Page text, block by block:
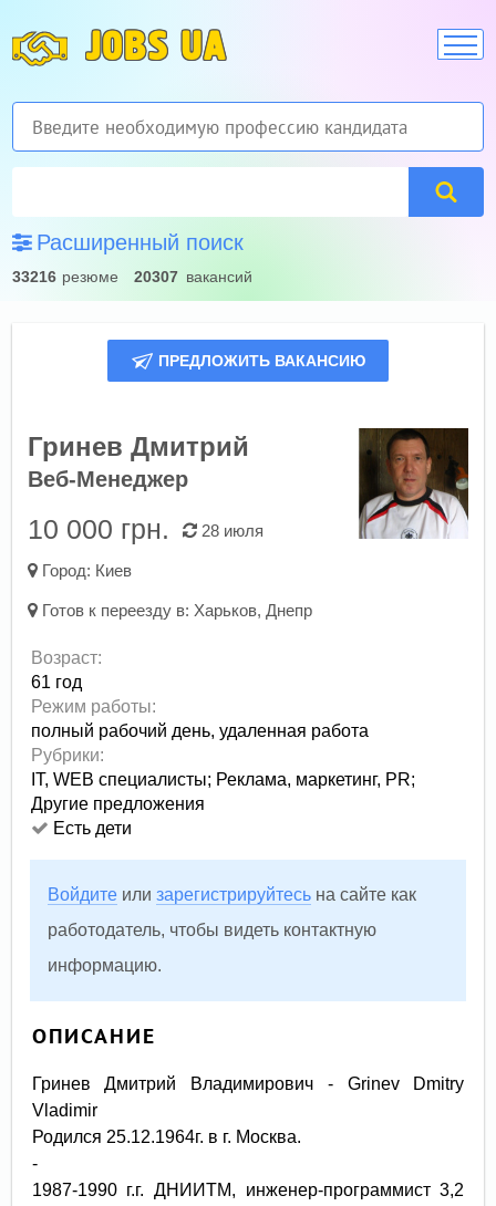
JOBS UA
Расширенный поиск
33216 резюме 20307 вакансий
ПРЕДЛОЖИТЬ ВАКАНСИЮ
Гринев Дмитрий
Веб-Менеджер
10 000 грн. 28 июля
Город: Киев
Готов к переезду в:Харьков,Днепр
Возраст:
61 год
Режим работы:
полный рабочий день, удаленная работа
Рубрики:
IT, WEB специалисты; Реклама, маркетинг, PR;
Другие предложения
Есть дети
Войдите илизарегистрируйтесь на сайте как
работодатель, чтобы видеть контактную
информацию.
ОПИСАНИЕ
Гринев Дмитрий Владимирович - Grinev Dmitry
Vladimir
Родился 25.12.1964г. в г. Москва.
-
1987-1990 г.г. ДНИИТМ, инженер-программист 3,2